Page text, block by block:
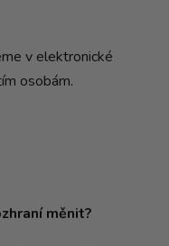
v elektronické
osobám.
měnit?